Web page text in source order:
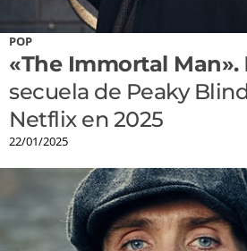
POP
«The Immortal Man».
secuela de Peaky
Netflix en 2025
22/01/2025